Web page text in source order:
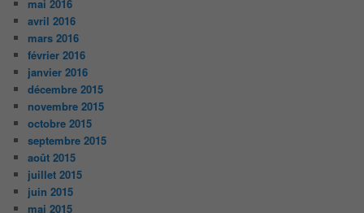
mai 2016
avril 2016
mars 2016
février 2016
janvier 2016
décembre 2015
novembre 2015
octobre 2015
septembre 2015
août 2015
juillet 2015
juin 2015
mai 2015